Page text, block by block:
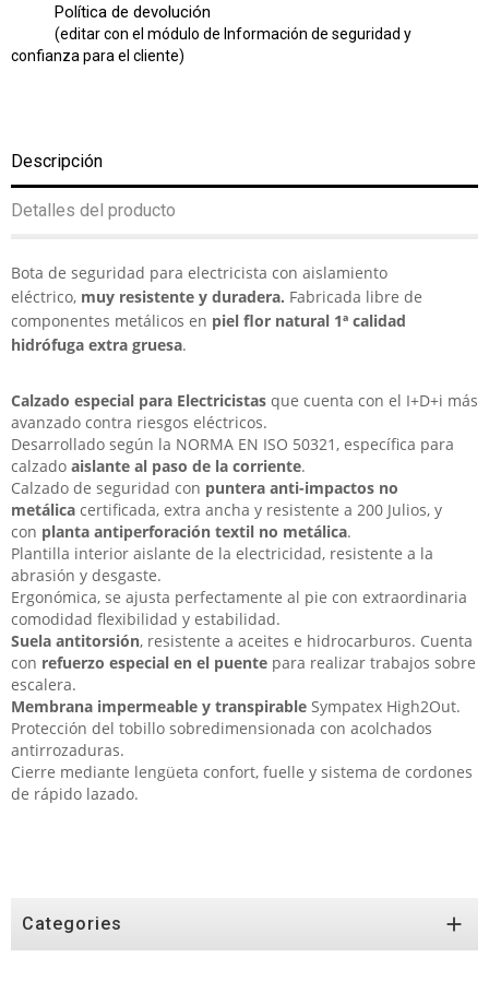
Política de devolución
(editar con el módulo de Información de seguridad y
confianza para el cliente)
Descripción
Detalles del producto
Bota de seguridad para electricista con aislamiento
eléctrico, muy resistente y duradera. Fabricada libre de
componentes metálicos en piel flor natural 1ª calidad
hidrófuga extra gruesa.
Calzado especial para Electricistas que cuenta con el I+D+i más
avanzado contra riesgos eléctricos.
Desarrollado según la NORMA EN ISO 50321, específica para
calzado aislante al paso de la corriente.
Calzado de seguridad con puntera anti-impactos no
metálica certificada, extra ancha y resistente a 200 Julios, y
con planta antiperforación textil no metálica.
Plantilla interior aislante de la electricidad, resistente a la
abrasión y desgaste.
Ergonómica, se ajusta perfectamente al pie con extraordinaria
comodidad flexibilidad y estabilidad.
Suela antitorsión, resistente a aceites e hidrocarburos. Cuenta
con refuerzo especial en el puente para realizar trabajos sobre
escalera.
Membrana impermeable y transpirable Sympatex High2Out.
Protección del tobillo sobredimensionada con acolchados
antirrozaduras.
Cierre mediante lengüeta confort, fuelle y sistema de cordones
de rápido lazado.
Categories 